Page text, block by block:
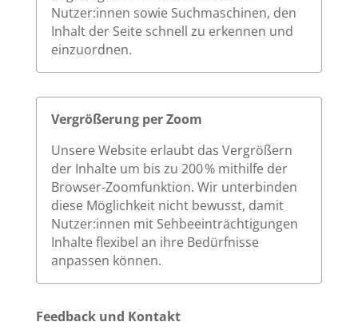
Nutzer:innen sowie Suchmaschinen, den
Inhalt der Seite schnell zu erkennen und
einzuordnen.
Vergrößerung per Zoom
Unsere Website erlaubt das Vergrößern
der Inhalte um bis zu 200 % mithilfe der
Browser-Zoomfunktion. Wir unterbinden
diese Möglichkeit nicht bewusst, damit
Nutzer:innen mit Sehbeeinträchtigungen
Inhalte flexibel an ihre Bedürfnisse
anpassen können.
Feedback und Kontakt